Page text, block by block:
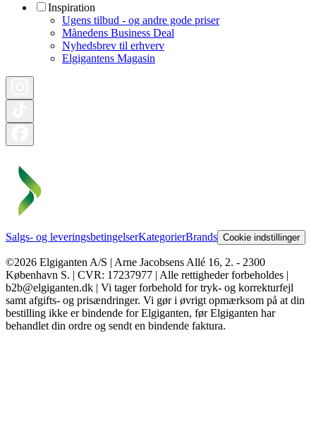
Inspiration
Ugens tilbud - og andre gode priser
Månedens Business Deal
Nyhedsbrev til erhverv
Elgigantens Magasin
Salgs- og leveringsbetingelserKategorierBrands Cookie indstillinger
©2026 Elgiganten A/S | Arne Jacobsens Allé 16, 2. - 2300
København S. | CVR: 17237977 | Alle rettigheder forbeholdes |
b2b@elgiganten.dk | Vi tager forbehold for tryk- og korrekturfejl
samt afgifts- og prisændringer. Vi gør i øvrigt opmærksom på at din
bestilling ikke er bindende for Elgiganten, før Elgiganten har
behandlet din ordre og sendt en bindende faktura.